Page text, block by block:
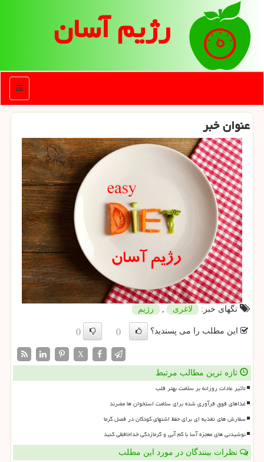
رژیم آسان
منو
عنوان خبر
تگهای خبر: لاغری رژیم
این مطلب را می پسندید؟ ()
()
X
تازه ترین مطالب مرتبط
تأثیر عادات روزانه بر سلامت بهتر قلب
غذاهای فوق فرآوری شده برای سلامت استخوان ها مضرند
سفارش های تغذیه ای برای حفظ اشتهای کودکان در فصل گرما
نوشیدنی های معجزه آسا با کم آبی و گرمازدگی خداحافظی کنید
نظرات بینندگان در مورد این مطلب